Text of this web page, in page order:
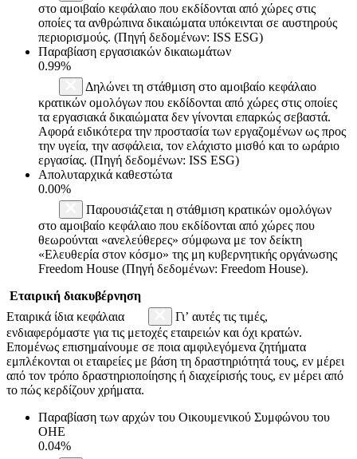
στο αμοιβαίο κεφάλαιο που εκδίδονται από χώρες στις
οποίες τα ανθρώπινα δικαιώματα υπόκεινται σε αυστηρούς
περιορισμούς. (Πηγή δεδομένων: ISS ESG)
Παραβίαση εργασιακών δικαιωμάτων
0.99%
Δηλώνει τη στάθμιση στο αμοιβαίο κεφάλαιο
κρατικών ομολόγων που εκδίδονται από χώρες στις οποίες
τα εργασιακά δικαιώματα δεν γίνονται επαρκώς σεβαστά.
Αφορά ειδικότερα την προστασία των εργαζομένων ως προς
την υγεία, την ασφάλεια, τον ελάχιστο μισθό και το ωράριο
εργασίας. (Πηγή δεδομένων: ISS ESG)
Απολυταρχικά καθεστώτα
0.00%
Παρουσιάζεται η στάθμιση κρατικών ομολόγων
στο αμοιβαίο κεφάλαιο που εκδίδονται από χώρες που
θεωρούνται «ανελεύθερες» σύμφωνα με τον δείκτη
«Ελευθερία στον κόσμο» της μη κυβερνητικής οργάνωσης
Freedom House (Πηγή δεδομένων: Freedom House).
Εταιρική διακυβέρνηση
Εταιρικά ίδια κεφάλαια
Γι’ αυτές τις τιμές,
ενδιαφερόμαστε για τις μετοχές εταιρειών και όχι κρατών.
Επομένως επισημαίνουμε σε ποια αμφιλεγόμενα ζητήματα
εμπλέκονται οι εταιρείες με βάση τη δραστηριότητά τους, εν μέρει
από τον τρόπο δραστηριοποίησης ή διαχείρισής τους, εν μέρει από
το πώς κερδίζουν χρήματα.
Παραβίαση των αρχών του Οικουμενικού Συμφώνου του
ΟΗΕ
0.04%